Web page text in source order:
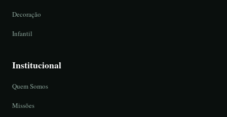
Decoração
Infantil
Institucional
Quem Somos
Missões